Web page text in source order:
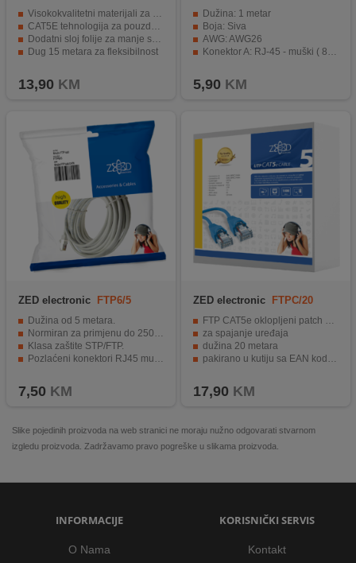
Visokokvalitetni materijali za trajnost
CAT5E tehnologija za pouzdanu vezu
Dodatni sloj folije za manje smetnji
Dug 15 metara za fleksibilnost
13,90 KM
Dužina: 1 metar
Boja: Siva
AWG: AWG26
Konektor A: RJ-45 - muški ( 8P8C )
5,90 KM
ZED electronic FTP6/5
Dužina od 5 metara.
Normiran za primjenu do 250MHz.
Klasa zaštite STP/FTP.
Pozlaćeni konektori RJ45 muškog tipa.
7,50 KM
ZED electronic FTPC/20
FTP CAT5e oklopljeni patch kabel
za spajanje uređaja
dužina 20 metara
pakirano u kutiju sa EAN kodom
17,90 KM
Slike pojedinih proizvoda na web stranici ne moraju nužno odgovarati stvarnom
izgledu proizvoda. Zadržavamo pravo pogreške u slikama proizvoda.
INFORMACIJE
O Nama
KORISNIČKI SERVIS
Kontakt